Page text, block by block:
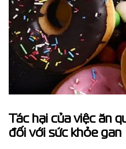
Tác hại của việc ăn
đối với sức khỏe gan